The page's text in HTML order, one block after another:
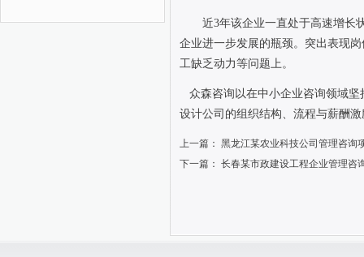
近3年该企业一直处于高速增长
企业进一步发展的瓶颈。突出表现
工缺乏动力等问题上。
众森咨询以在中小企业咨询领域
设计公司的组织结构、流程与薪酬
上一篇： 黑龙江某农业科技公司管理咨询
下一篇： 长春某市政建设工程企业管理咨